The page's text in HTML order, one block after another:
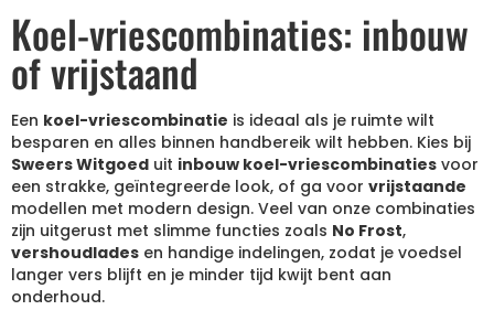
Koel-vriescombinaties: inbouw
of vrijstaand
Een koel-vriescombinatie is ideaal als je ruimte wilt
besparen en alles binnen handbereik wilt hebben. Kies bij
Sweers Witgoed uit inbouw koel-vriescombinaties voor
een strakke, geïntegreerde look, of ga voor vrijstaande
modellen met modern design. Veel van onze combinaties
zijn uitgerust met slimme functies zoals No Frost,
vershoudlades en handige indelingen, zodat je voedsel
langer vers blijft en je minder tijd kwijt bent aan
onderhoud.